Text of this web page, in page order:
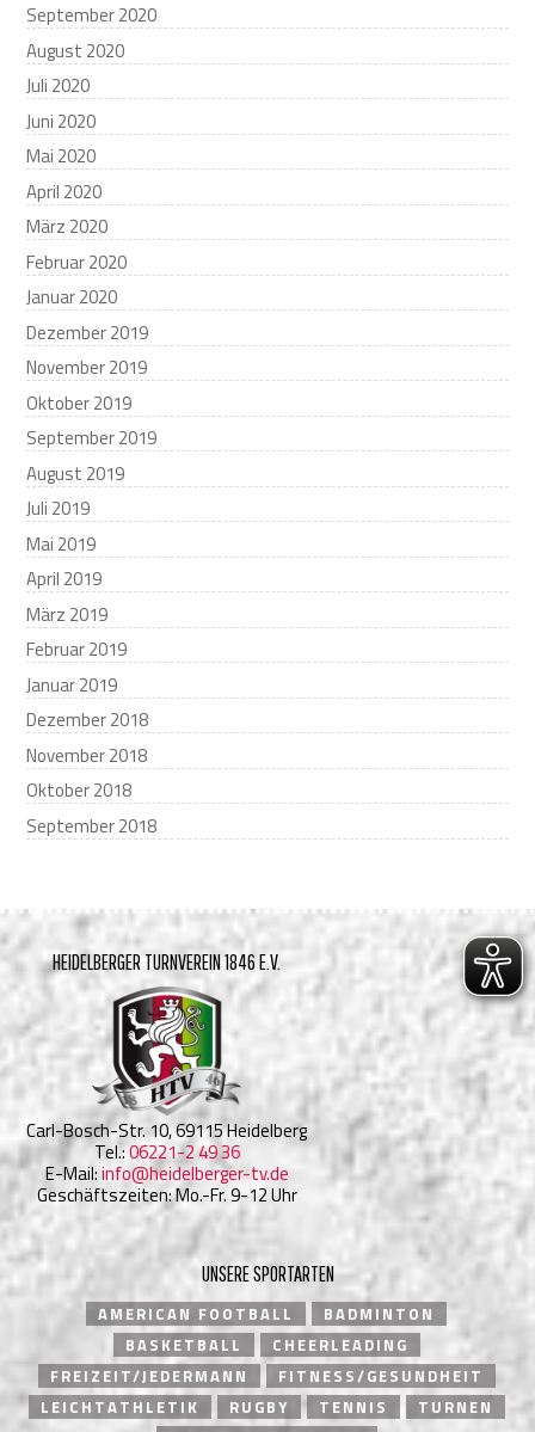
September 2020
August 2020
Juli 2020
Juni 2020
Mai 2020
April 2020
März 2020
Februar 2020
Januar 2020
Dezember 2019
November 2019
Oktober 2019
September 2019
August 2019
Juli 2019
Mai 2019
April 2019
März 2019
Februar 2019
Januar 2019
Dezember 2018
November 2018
Oktober 2018
September 2018
HEIDELBERGER TURNVEREIN 1846 E.V.
Carl-Bosch-Str. 10, 69115 Heidelberg
Tel.:06221-2 49 36
E-Mail:info@heidelberger-tv.de
Geschäftszeiten: Mo.-Fr. 9-12 Uhr
UNSERE SPORTARTEN
AMERICAN FOOTBALL
BADMINTON
BASKETBALL
CHEERLEADING
FREIZEIT/JEDERMANN
FITNESS/GESUNDHEIT
LEICHTATHLETIK
RUGBY TENNIS
TURNEN